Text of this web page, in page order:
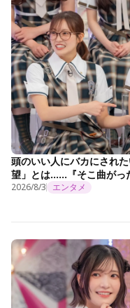
頭のいい人にバカにされ
望」とは……『そこ曲がっ
2026/8/3 エンタメ